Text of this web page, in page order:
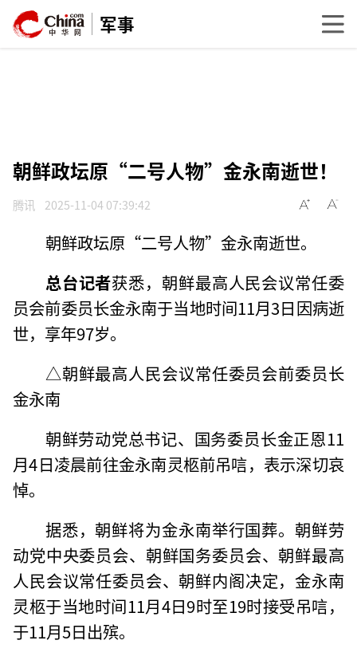
军事
朝鲜政坛原“二号人物”金永南逝世！
腾讯 2025-11-04 07:39:42
朝鲜政坛原“二号人物”金永南逝世。
总台记者获悉，朝鲜最高人民会议常任委
员会前委员长金永南于当地时间11月3日因病逝
世，享年97岁。
△朝鲜最高人民会议常任委员会前委员长
金永南
朝鲜劳动党总书记、国务委员长金正恩11
月4日凌晨前往金永南灵柩前吊唁，表示深切哀
悼。
据悉，朝鲜将为金永南举行国葬。朝鲜劳
动党中央委员会、朝鲜国务委员会、朝鲜最高
人民会议常任委员会、朝鲜内阁决定，金永南
灵柩于当地时间11月4日9时至19时接受吊唁，
于11月5日出殡。